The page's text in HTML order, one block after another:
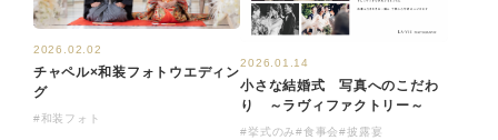
2026.02.02
チャペル×和装フォトウエディン
グ
#和装フォト
2026.01.14
小さな結婚式 写真へのこだわ
り ～ラヴィファクトリー～
#挙式のみ#食事会#披露宴